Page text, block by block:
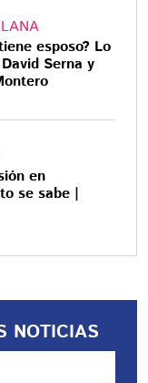
esposo? Lo
Serna y
en
se sabe |
NOTICIAS